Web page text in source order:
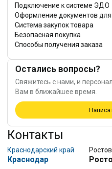
Подключение к системе ЭДО
Оформление документов
Система закупок товара
Безопасная покупка
Способы получения заказа
Остались вопросы?
Свяжитесь с нами, и
Вам в ближайшее время.
Контакты
Краснодарский край
Краснодар